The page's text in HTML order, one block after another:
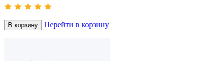
В корзину Перейти в корзину